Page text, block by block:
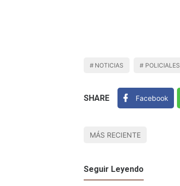
NOTICIAS POLICIALES
SHARE Facebook
MÁS RECIENTE
Seguir Leyendo